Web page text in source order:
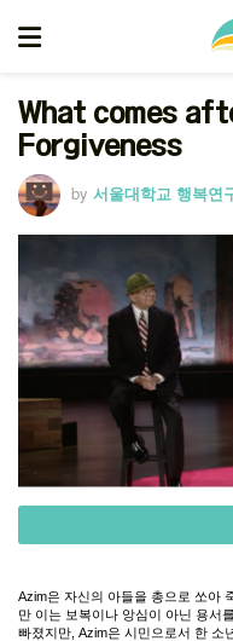
What comes
Forgiveness
by 서울대학교 행복연
Azim은 자신의 아들을 총으로 쏘아
만 이는 보복이나 앙심이 아닌 용서
빠졌지만 , Azim은 시민으로서 한 소